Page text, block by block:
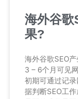
海外谷歌
果?
海外谷歌SEO
3 – 6个月可见
初期可通过记
据判断SEO工